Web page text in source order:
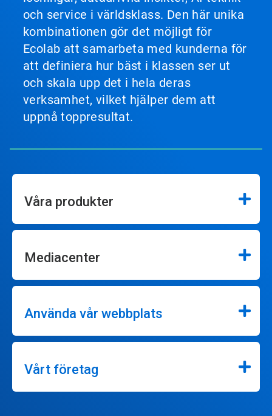
och service i världsklass. Den här unika
kombinationen gör det möjligt för
Ecolab att samarbeta med kunderna för
att definiera hur bäst i klassen ser ut
och skala upp det i hela deras
verksamhet, vilket hjälper dem att
uppnå toppresultat.
Våra produkter
Mediacenter
Använda vår webbplats
Vårt företag